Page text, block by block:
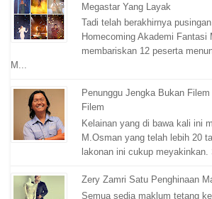
Megastar Yang Layak
Tadi telah berakhirnya
Homecoming Akademi Fantasi
membariskan 12 peserta
M...
Penunggu Jengka Bukan
Filem
Kelainan yang di bawa kali ini
M.Osman yang telah lebih 20
lakonan ini cukup meyakinkan.
Zery Zamri Satu Penghinaan
Semua sedia maklum tetang